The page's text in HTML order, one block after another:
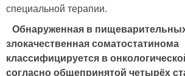
специальной терапии.
Обнаруженная в
злокачественная соматостатинома
классифицируется в
согласно общепринятой четырёх